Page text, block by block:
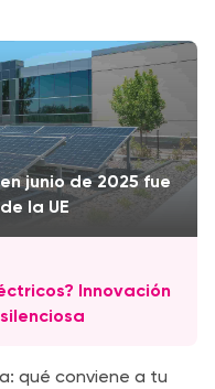
junio de 2025 fue
la UE
Innovación
qué conviene a tu